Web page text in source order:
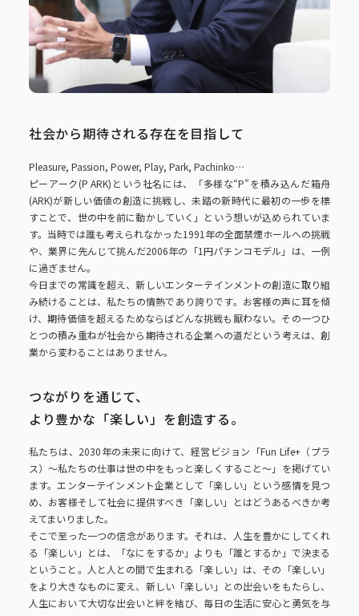
ピーアークの歩み
組織図
企業・団体向け募集情報
コーポレートブック
CSR活動 トップ
CSR理念
トピックス
企業理念 採用情報
IR情報 お問い合わせ
公式アカウント一覧
利用規約 プライバシーポリシー
サイトマップ
社会から期待される存在を目指して
Pleasure, Passion, Power, Play, Park, Pachinko⋯
ピーアーク(P ARK)という社名には、「多様な“P”を積み込んだ箱舟
(ARK)が新しい価値の創造に挑戦し、未踏の新時代に最初の一歩を標
すことで、世の中を前に動かしていく」という想いが込められていま
す。当時では誰も考えられなかった1991年の全面禁煙ホールへの挑戦
や、業界に先んじて挑んだ2006年の「1円パチンコモデル」は、一例
に過ぎません。
今日までの常識を超え、新しいエンターテインメントの創造に取り組
み続けることは、私たちの情熱であり誇りです。お客様の声に耳を傾
け、期待価値を超えるためならばどんな挑戦も厭わない。その一つひ
とつの積み重ねが社会から期待される企業への道だという考えは、創
業から変わることはありません。
つながりを通じて、
より豊かな「楽しい」を創造する。
私たちは、2030年の未来に向けて、経営ビジョン「Fun Life+（プラ
ス）〜私たちの仕事は世の中をもっと楽しくすること〜」を掲げてい
ます。エンターテインメント企業として「楽しい」という感情を見つ
め、お客様そして社会に提供すべき「楽しい」とはどうあるべきか考
えてまいりました。
そこで至った一つの信念があります。それは、人生を豊かにしてくれ
る「楽しい」とは、「なにをするか」よりも「誰とするか」で決まる
ということ。人と人との間で生まれる「楽しい」は、その「楽しい」
をより大きなものに変え、新しい「楽しい」との出会いをもたらし、
人生において大切な出会いと絆を結び、毎日の生活に安心と勇気を与